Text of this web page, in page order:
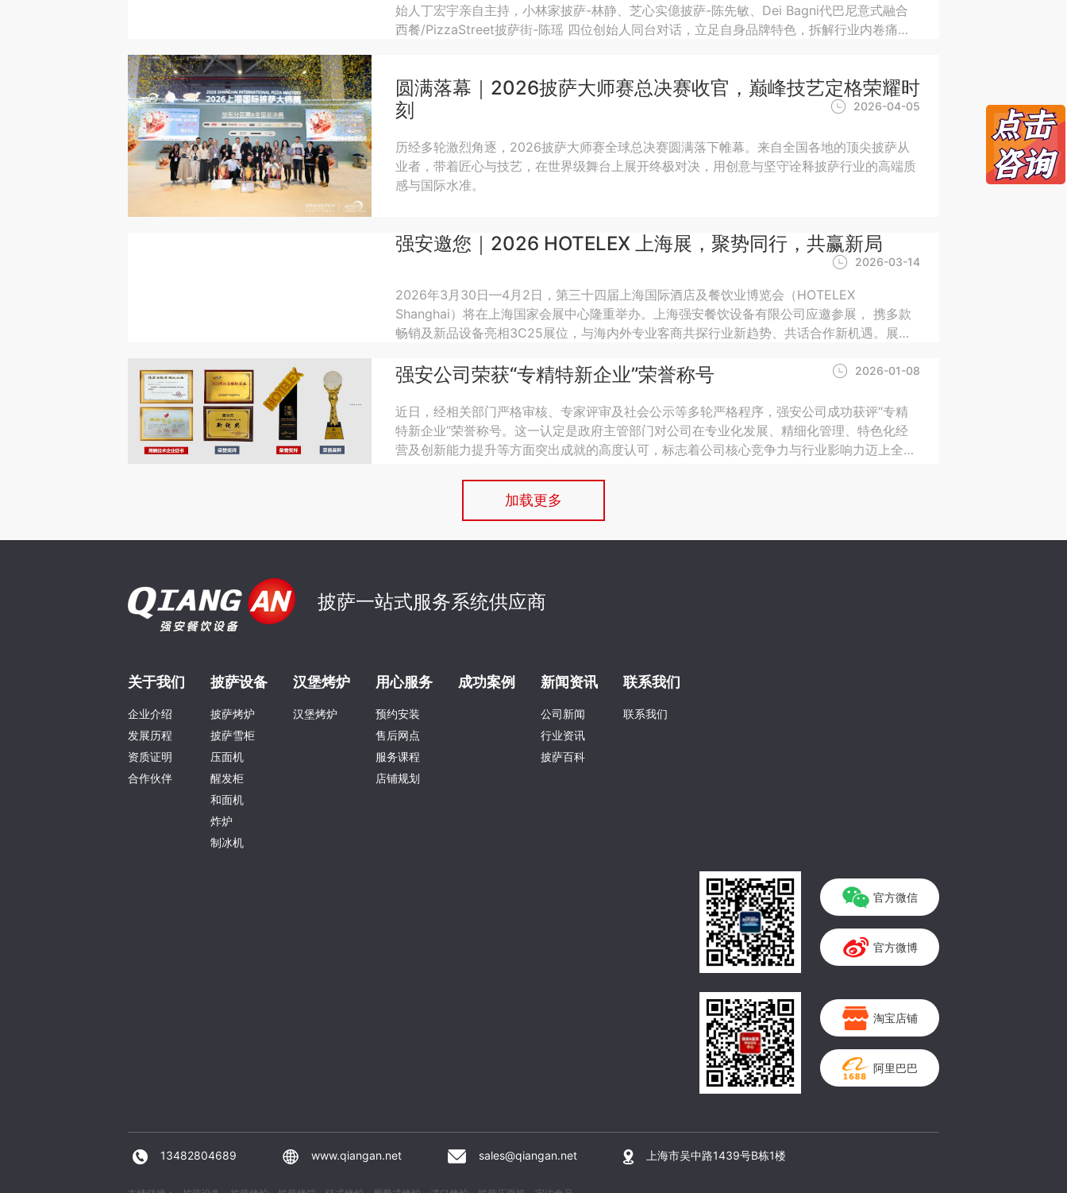
始人丁宏宇亲自主持，小林家披萨-林静、芝心实億披萨-陈先敏、Dei Bagni代巴尼意式融合
西餐/PizzaStreet披萨街-陈瑶 四位创始人同台对话，立足自身品牌特色，拆解行业内卷痛
圆满落幕｜2026披萨大师赛总决赛收官，巅峰技艺定格荣耀时
刻
2026-04-05
历经多轮激烈角逐，2026披萨大师赛全球总决赛圆满落下帷幕。来自全国各地的顶尖披萨从
业者，带着匠心与技艺，在世界级舞台上展开终极对决，用创意与坚守诠释披萨行业的高端质
感与国际水准。
强安邀您｜2026 HOTELEX 上海展，聚势同行，共赢新局
2026-03-14
2026年3月30日—4月2日，第三十四届上海国际酒店及餐饮业博览会（HOTELEX
Shanghai）将在上海国家会展中心隆重举办。上海强安餐饮设备有限公司应邀参展， 携多款
畅销及新品设备亮相3C25展位，与海内外专业客商共探行业新趋势、共话合作新机遇。展会
品牌提供一站式设备支持。
强安公司荣获“专精特新企业”荣誉称号 2026-01-08
近日，经相关部门严格审核、专家评审及社会公示等多轮严格程序，强安公司成功获评“专精
特新企业”荣誉称号。这一认定是政府主管部门对公司在专业化发展、精细化管理、特色化经
营及创新能力提升等方面突出成就的高度认可，标志着公司核心竞争力与行业影响力迈上全新
加载更多
披萨一站式服务系统供应商
关于我们
企业介绍
发展历程
资质证明
合作伙伴
披萨设备
披萨烤炉
披萨雪柜
压面机
醒发柜
和面机
炸炉
制冰机
汉堡烤炉
汉堡烤炉
用心服务
预约安装
售后网点
服务课程
店铺规划
成功案例 新闻资讯
公司新闻
行业资讯
披萨百科
联系我们
联系我们
官方微信
官方微博
淘宝店铺
阿里巴巴
13482804689 www.qiangan.net sales@qiangan.net 上海市吴中路1439号B栋1楼